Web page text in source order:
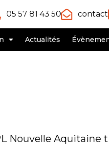
05 57 81 43 50 contact
Actualités
Nouvelle Aquitaine